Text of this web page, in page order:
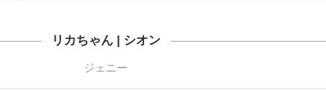
リカちゃん| シオン
ジェニー